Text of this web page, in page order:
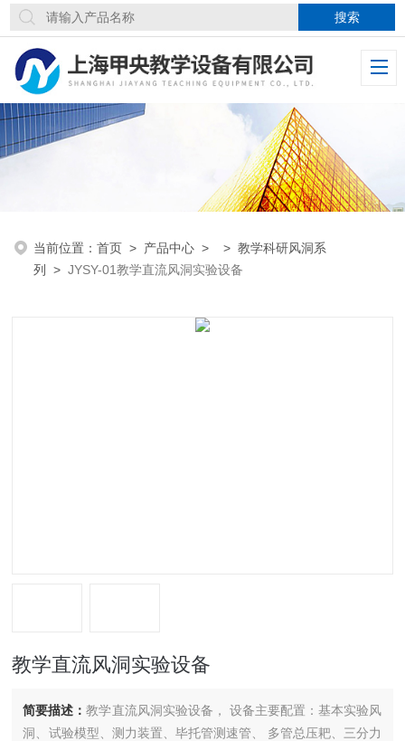
当前位置：首页 > 产品中心 > >教学科研风洞系
列
>JYSY-01教学直流风洞实验设备
教学直流风洞实验设备
简要描述：教学直流风洞实验设备， 设备主要配置：基本实验风
洞、试验模型、测力装置、毕托管测速管、 多管总压耙、三分力